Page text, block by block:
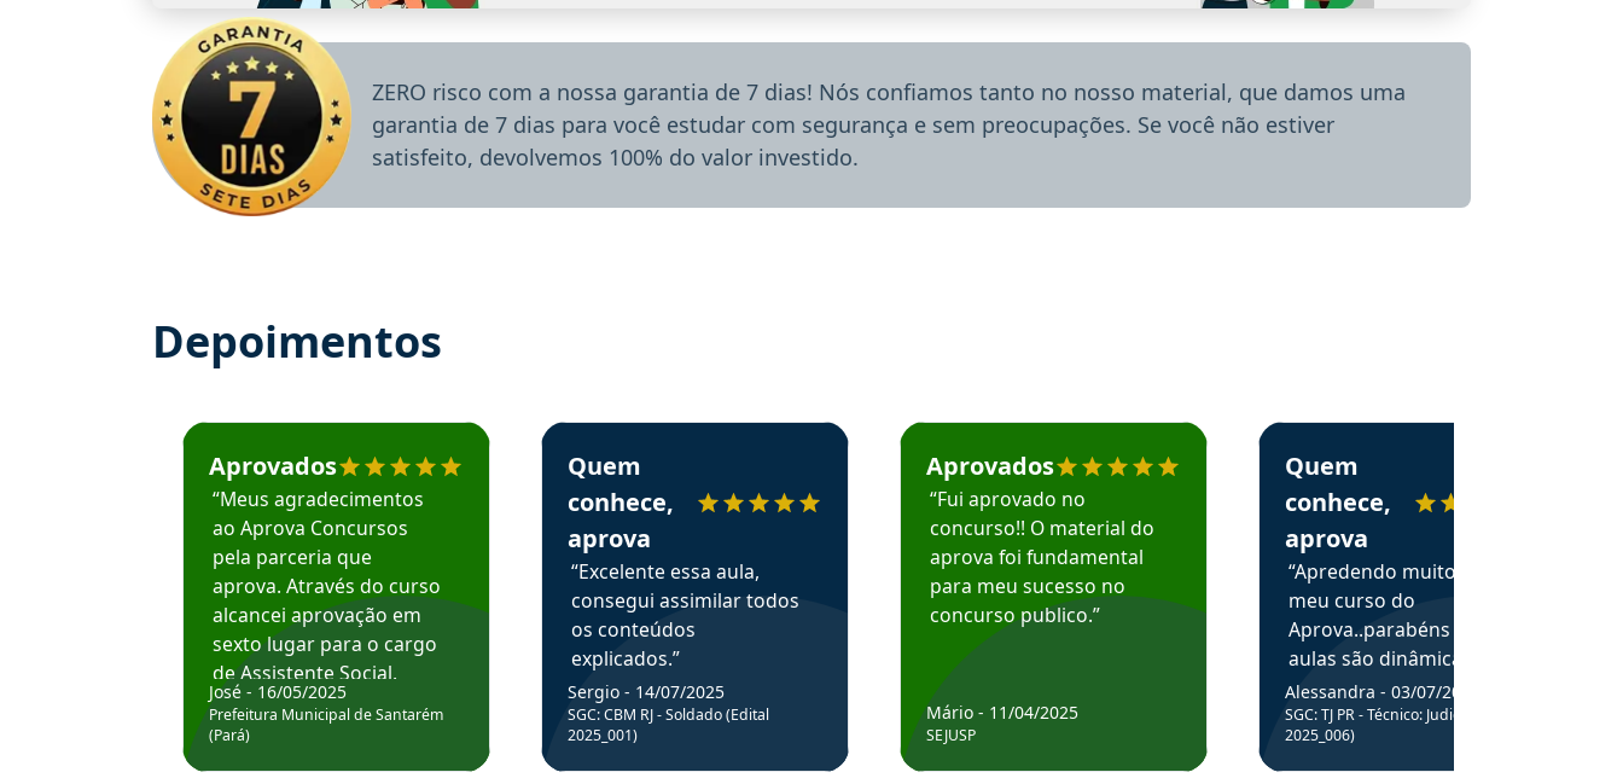
ZERO risco com a nossa garantia de 7 dias! Nós confiamos tanto no nosso material, que damos uma
garantia de 7 dias para você estudar com segurança e sem preocupações. Se você não estiver
satisfeito, devolvemos 100% do valor investido.
Depoimentos
Estudante José recomenda o Aprova Concursos em depoimento
Aprovados
“Meus agradecimentos
ao Aprova Concursos
pela parceria que
aprova. Através do curso
alcancei aprovação em
sexto lugar para o cargo
de Assistente Social.
Hoje estou atuando na
Prefeitura de Santarém.
José - 16/05/2025
Prefeitura Municipal de Santarém
(Pará)
Estudante Sergio recomenda o Aprova Concursos em depoimento
Quem
conhece,
aprova
“Excelente essa aula,
consegui assimilar todos
os conteúdos
explicados.”
Sergio - 14/07/2025
SGC: CBM RJ - Soldado (Edital
2025_001)
Estudante Mário recomenda o Aprova Concursos em depoimento
Aprovados
“Fui aprovado no
concurso!! O material do
aprova foi fundamental
para meu sucesso no
concurso publico.”
Mário - 11/04/2025
SEJUSP
Estudante Alessandra recomenda o Aprova
Quem
conhece,
aprova
“Apredendo muito no
meu curso do
Aprova..parabéns pelas
aulas são dinâmicas e
me ajudam a entender
melhor os assuntos.”
Alessandra - 03/07/2025
SGC: TJ PR - Técnico: Judiciário (Edital
2025_006)